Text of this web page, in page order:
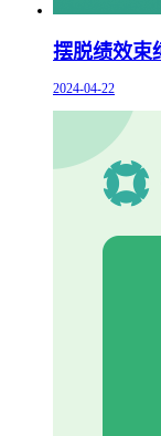
摆脱绩效束
2024-04-22